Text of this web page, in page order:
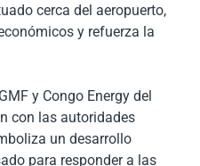
cerca del aeropuerto,
y refuerza la
y Congo Energy del
con las autoridades
un desarrollo
para responder a las